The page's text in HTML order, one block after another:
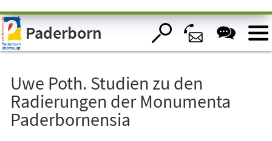
Visuelle
Assistenzsoftware
öffnen.Paderborn
Uwe Poth. Studien zu den
Radierungen der Monumenta
Paderbornensia